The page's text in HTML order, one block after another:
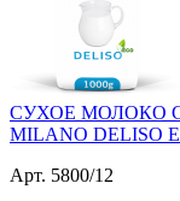
СУХОЕ МОЛОКО
MILANO DELISO
Арт. 5800/12